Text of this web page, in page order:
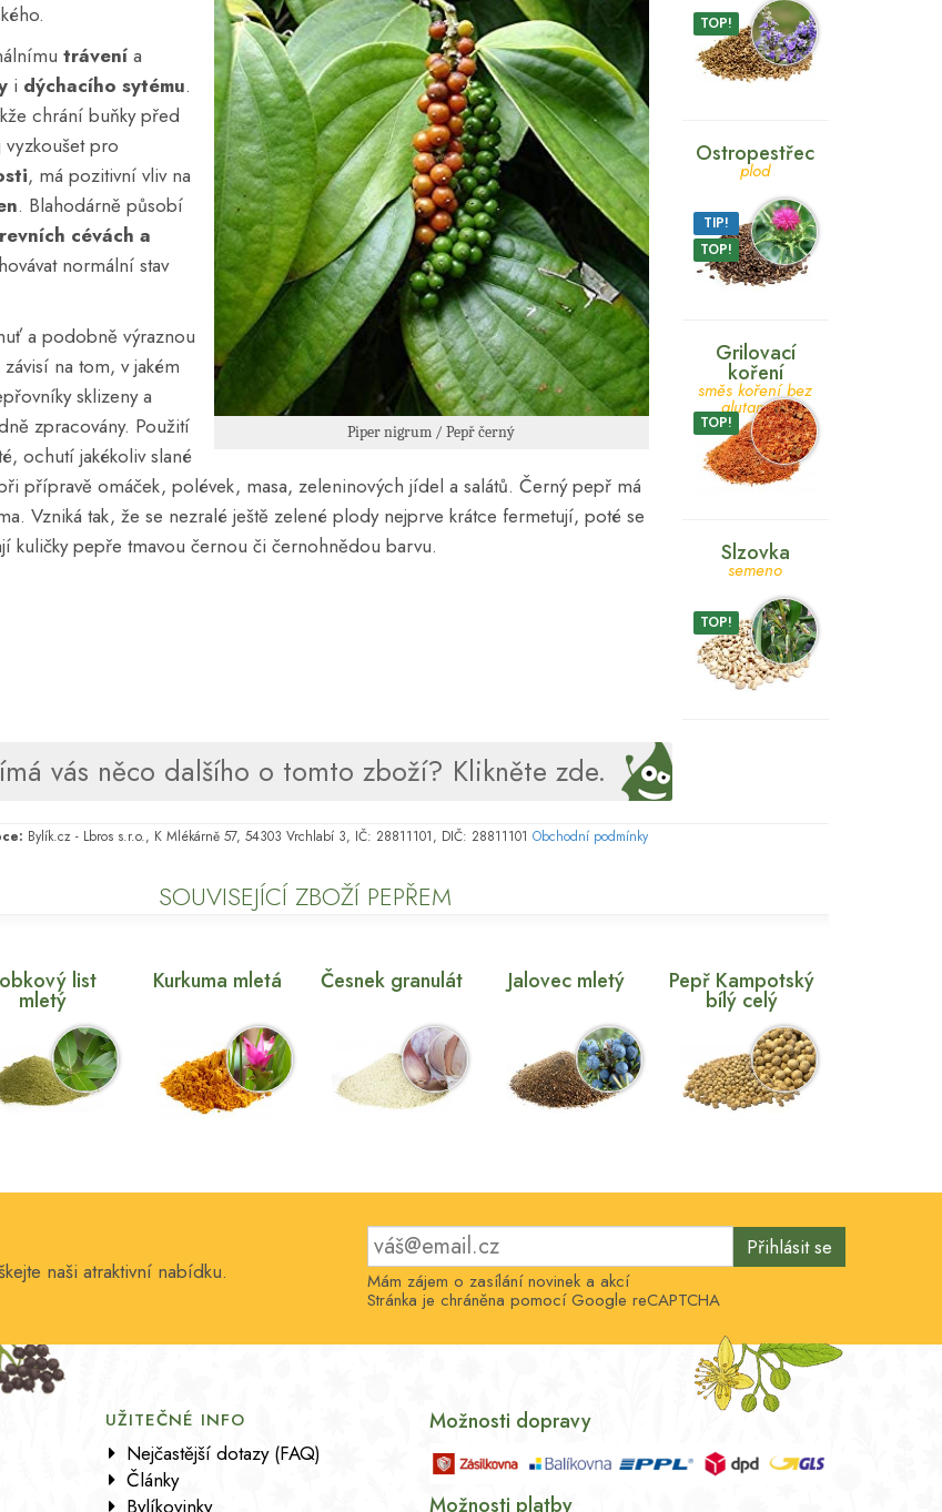
Piper nigrum / Pepř černý
trávení a
i dýchacího sytému.
chrání buňky před
pro
, má pozitivní vliv na
. Blahodárně působí
cévách a
normální stav
a podobně výraznou
na tom, v jakém
sklizeny a
zpracovány. Použití
ochutí jakékoliv slané
přípravě omáček, polévek, masa, zeleninových jídel a salátů. Černý pepř má
Vzniká tak, že se nezralé ještě zelené plody nejprve krátce fermetují, poté se
kuličky pepře tmavou černou či černohnědou barvu.
TOP!
Ostropestřec
plod
TIP!
TOP!
Grilovací
koření
směs koření bez
glutamátu
TOP!
Slzovka
semeno
TOP!
vás něco dalšího o tomto zboží? Klikněte zde.
Bylík.cz - Lbros s.r.o., K Mlékárně 57, 54303 Vrchlabí 3, IČ: 28811101, DIČ: 28811101 Obchodní podmínky
SOUVISEJÍCÍ ZBOŽÍ PEPŘEM
list
mletý
Kurkuma mletá Česnek granulát Jalovec mletý Pepř Kampotský
bílý celý
naši atraktivní nabídku.
Přihlásit se
Mám zájem o zasílání novinek a akcí
Stránka je chráněna pomocí Google reCAPTCHA
UŽITEČNÉ INFO
Nejčastější dotazy (FAQ)
Články
Možnosti dopravy
Možnosti platby